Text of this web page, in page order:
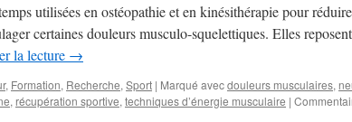
utilisées en ostéopathie et en kinésithérapie pour
certaines douleurs musculo-squelettiques. Elles
la lecture →
, Formation, Recherche, Sport | Marqué avecdouleurs musculaires,
, récupération sportive, techniques d’énergie musculaire |